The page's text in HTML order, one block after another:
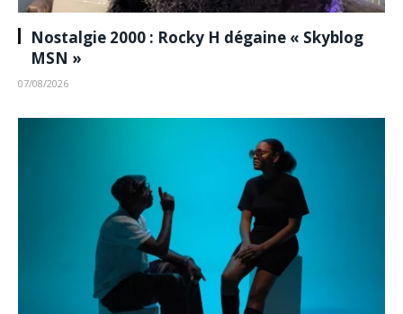
Nostalgie 2000 : Rocky H dégaine « Skyblog
MSN »
07/08/2026